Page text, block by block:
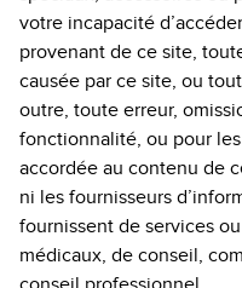
votre incapacité
provenant de ce site,
causée par ce site, ou
outre, toute erreur,
fonctionnalité, ou pour
accordée au contenu de
ni les fournisseurs
fournissent de services
médicaux, de conseil,